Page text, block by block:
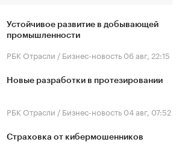
Устойчивое развитие в добывающей
промышленности
РБК Отрасли / Бизнес-новость 06 авг, 22:15
Новые разработки в протезировании
РБК Отрасли / Бизнес-новость 04 авг, 07:52
Страховка от кибермошенников